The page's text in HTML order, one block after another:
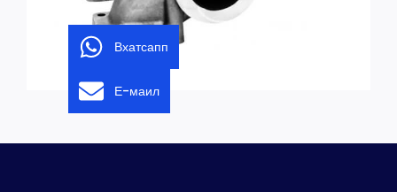
Вхатсапп
Е-маил